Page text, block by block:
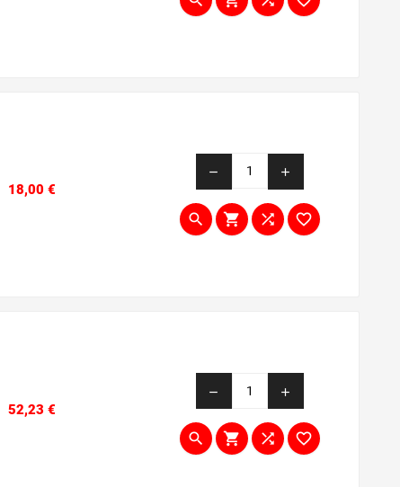
18,00 €Prezzo
remove add
   
52,23 €Prezzo
remove add
   